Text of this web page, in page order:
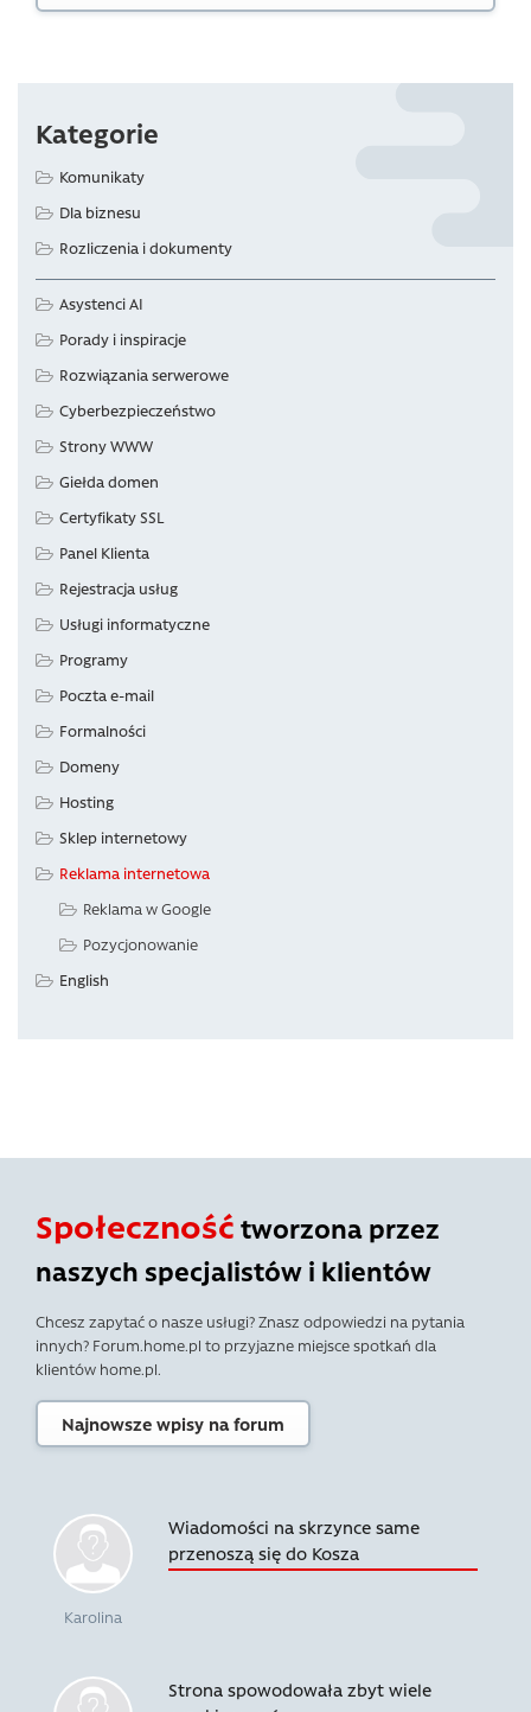
Kategorie
Komunikaty
Dla biznesu
Rozliczenia i dokumenty
Asystenci AI
Porady i inspiracje
Rozwiązania serwerowe
Cyberbezpieczeństwo
Strony WWW
Giełda domen
Certyfikaty SSL
Panel Klienta
Rejestracja usług
Usługi informatyczne
Programy
Poczta e-mail
Formalności
Domeny
Hosting
Sklep internetowy
Reklama internetowa
Reklama w Google
Pozycjonowanie
English
Społeczność tworzona przez
naszych specjalistów i klientów
Chcesz zapytać o nasze usługi? Znasz odpowiedzi na pytania
innych? Forum.home.pl to przyjazne miejsce spotkań dla
klientów home.pl.
Najnowsze wpisy na forum
Karolina
Wiadomości na skrzynce same
przenoszą się do Kosza
Strona spowodowała zbyt wiele